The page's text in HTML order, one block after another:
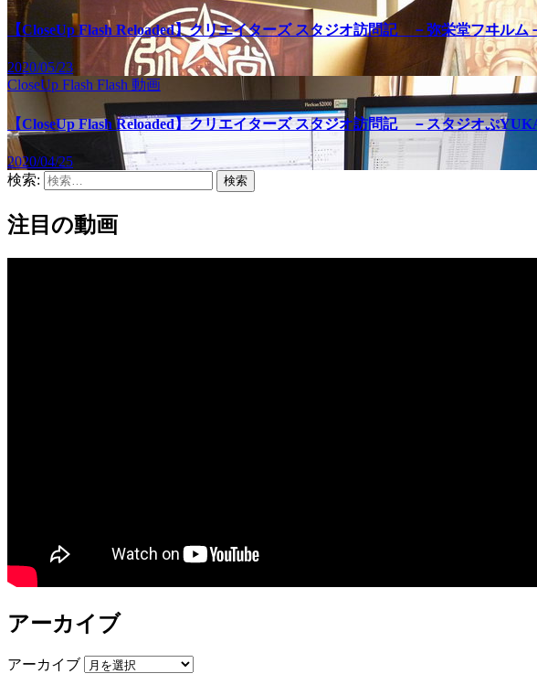
【CloseUp Flash Reloaded】クリエイターズ スタジオ訪問記 －弥栄堂フヰルム
2020/05/23
CloseUp Flash Flash 動画
【CloseUp Flash Reloaded】クリエイターズ スタジオ訪問記 －スタジオぷ
2020/04/25
検索:
注目の動画
アーカイブ
アーカイブ